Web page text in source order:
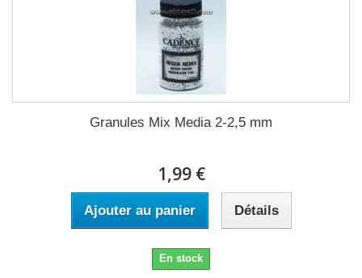
Granules Mix Media 2-2,5 mm
1,99 €
Ajouter au panier Détails
En stock